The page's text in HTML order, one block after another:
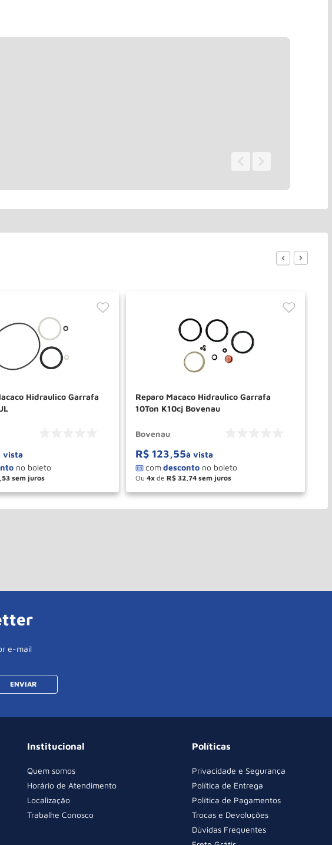
Hidraulico Garrafa
vista
,53
＋ COMPRAR
Reparo Macaco Hidraulico Garrafa
10Ton K10cj Bovenau
Bovenau
R$ 123,55à vista
Ou 4 de R$ 32,74
＋
－ COMPRAR
e-mail
ENVIAR
Institucional
Quem somos
Horário de Atendimento
Localização
Trabalhe Conosco
Políticas
Privacidade e Segurança
Política de Entrega
Política de Pagamentos
Trocas e Devoluções
Dúvidas Frequentes